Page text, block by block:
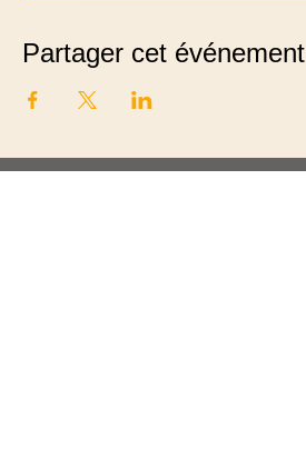
Partager cet événement